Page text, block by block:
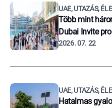
UAE, UTAZÁS,
Több mint
Dubai Invite
2026. 07. 22
UAE, UTAZÁS,
Hatalmas